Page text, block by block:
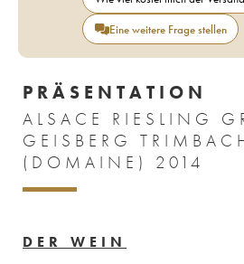
Eine weitere Frage stellen
PRÄSENTATION
ALSACE RIESLING
GEISBERG
(DOMAINE) 2014
DER WEIN